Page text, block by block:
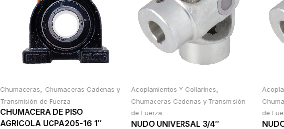
Chumaceras, Chumaceras Cadenas y
Transmisión de Fuerza
CHUMACERA DE PISO
AGRICOLA UCPA205-16 1″
Acoplamientos Y Collarines,
Chumaceras Cadenas y Transmisión
de Fuerza
NUDO UNIVERSAL 3/4″
de